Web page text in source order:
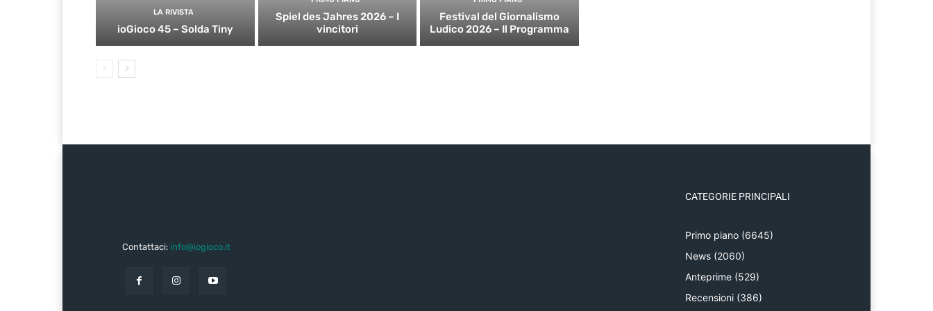
LA RIVISTA
ioGioco 45 – Solda Tiny
Spiel des Jahres 2026 – I
vincitori
Festival del Giornalismo
Ludico 2026 – Il Programma
Contattaci: info@iogioco.it
CATEGORIE PRINCIPALI
Primo piano (6645)
News (2060)
Anteprime (529)
Recensioni (386)